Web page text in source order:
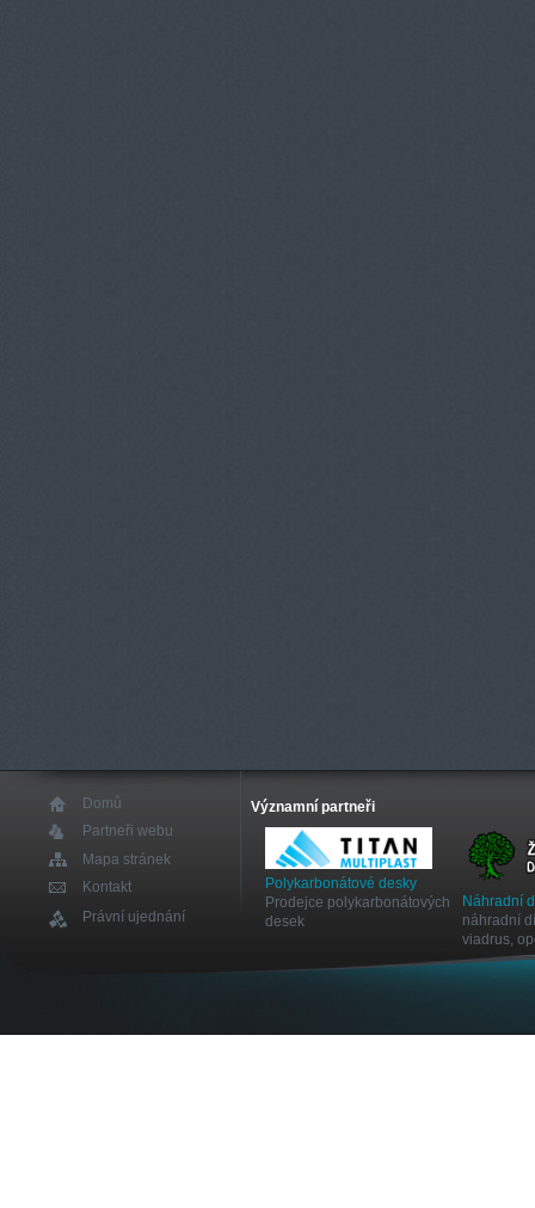
Domů
Partneři webu
Mapa stránek
Kontakt
Právní ujednání
Významní partneři
Polykarbonátové desky
Prodejce polykarbonátových
desek
Náhradní
náhradní
viadrus,